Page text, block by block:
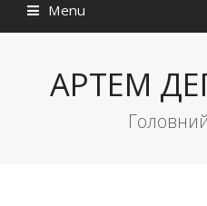
Menu
АРТЕМ